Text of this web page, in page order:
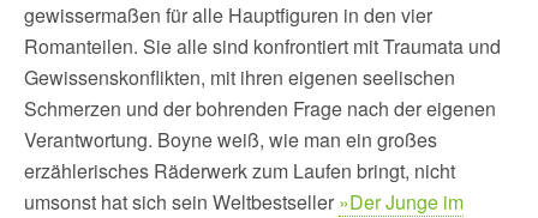
gewissermaßen für alle Hauptfiguren in den vier
Romanteilen. Sie alle sind konfrontiert mit Traumata und
Gewissenskonflikten, mit ihren eigenen seelischen
Schmerzen und der bohrenden Frage nach der eigenen
Verantwortung. Boyne weiß, wie man ein großes
erzählerisches Räderwerk zum Laufen bringt, nicht
umsonst hat sich sein Weltbestseller »Der Junge im